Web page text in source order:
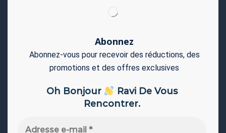
Abonnez
Abonnez-vous pour recevoir des réductions, des
promotions et des offres exclusives
Oh Bonjour
Ravi De Vous
Rencontrer.